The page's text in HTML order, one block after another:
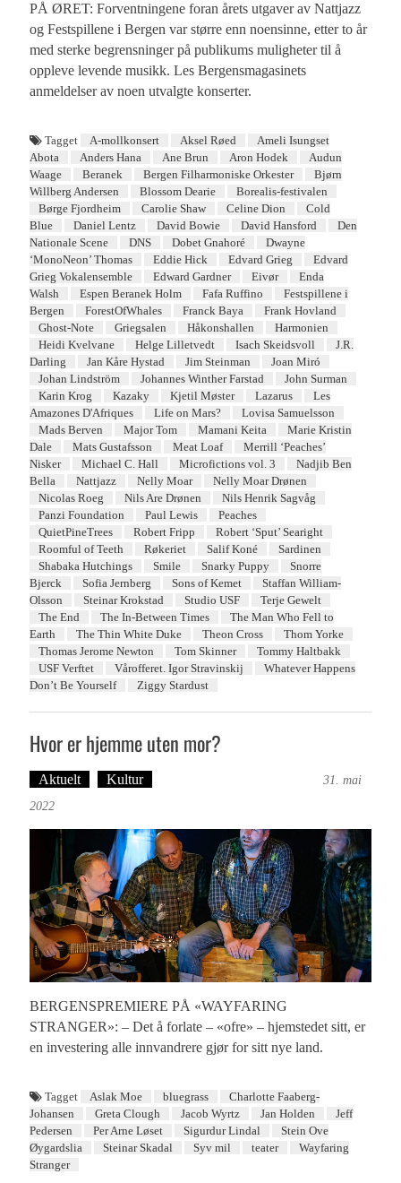
PÅ ØRET: Forventningene foran årets utgaver av Nattjazz
og Festspillene i Bergen var større enn noensinne, etter to år
med sterke begrensninger på publikums muligheter til å
oppleve levende musikk. Les Bergensmagasinets
anmeldelser av noen utvalgte konserter.
Tagget A-mollkonsert Aksel Røed
Ameli Isungset
Abota
Anders Hana Ane Brun Aron Hodek
Audun
Waage
Beranek Bergen Filharmoniske Orkester
Bjørn
Willberg Andersen
Blossom Dearie
Borealis-festivalen
Børge Fjordheim
Carolie Shaw Celine Dion
Cold
Blue
Daniel Lentz David Bowie David Hansford
Den
Nationale Scene
DNS Dobet Gnahoré
Dwayne
‘MonoNeon’ Thomas
Eddie Hick Edvard Grieg
Edvard
Grieg Vokalensemble
Edward Gardner Eivør
Enda
Walsh
Espen Beranek Holm Fafa Ruffino
Festspillene i
Bergen
ForestOfWhales Franck Baya
Frank Hovland
Ghost-Note
Griegsalen Håkonshallen
Harmonien
Heidi Kvelvane
Helge Lilletvedt Isach Skeidsvoll
J.R.
Darling
Jan Kåre Hystad Jim Steinman
Joan Miró
Johan Lindström
Johannes Winther Farstad
John Surman
Karin Krog
Kazaky Kjetil Møster Lazarus
Les
Amazones D'Afriques
Life on Mars?
Lovisa Samuelsson
Mads Berven
Major Tom Mamani Keita
Marie Kristin
Dale
Mats Gustafsson Meat Loaf
Merrill ‘Peaches’
Nisker
Michael C. Hall Microfictions vol. 3
Nadjib Ben
Bella
Nattjazz Nelly Moar
Nelly Moar Drønen
Nicolas Roeg
Nils Are Drønen
Nils Henrik Sagvåg
Panzi Foundation
Paul Lewis
Peaches
QuietPineTrees
Robert Fripp
Robert ‘Sput’ Searight
Roomful of Teeth
Røkeriet Salif Koné
Sardinen
Shabaka Hutchings
Smile Snarky Puppy
Snorre
Bjerck
Sofia Jernberg Sons of Kemet
Staffan William-
Olsson
Steinar Krokstad Studio USF
Terje Gewelt
The End
The In-Between Times
The Man Who Fell to
Earth
The Thin White Duke Theon Cross
Thom Yorke
Thomas Jerome Newton
Tom Skinner
Tommy Haltbakk
USF Verftet
Vårofferet. Igor Stravinskij
Whatever Happens
Don’t Be Yourself
Ziggy Stardust
Hvor er hjemme uten mor?
Aktuelt Kultur
31. mai
2022
BERGENSPREMIERE PÅ «WAYFARING
STRANGER»: – Det å forlate – «ofre» – hjemstedet sitt, er
en investering alle innvandrere gjør for sitt nye land.
Tagget Aslak Moe bluegrass
Charlotte Faaberg-
Johansen
Greta Clough Jacob Wyrtz Jan Holden
Jeff
Pedersen
Per Arne Løset Sigurdur Lindal
Stein Ove
Øygardslia
Steinar Skadal Syv mil teater
Wayfaring
Stranger